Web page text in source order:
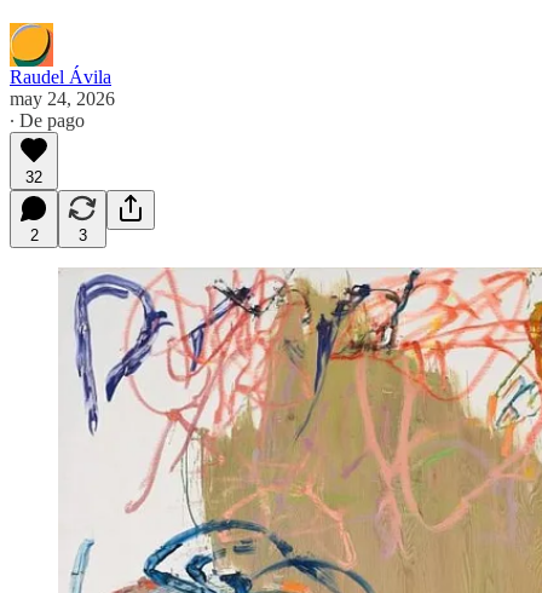
Raudel Ávila
may 24, 2026
∙ De pago
32
2 3